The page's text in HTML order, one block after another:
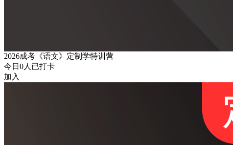
2026成考《语文》定制学特训营
今日 0人已打卡
加入